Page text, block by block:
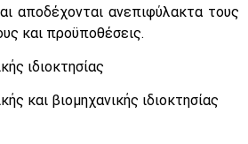
αποδέχονται ανεπιφύλακτα τους
και προϋποθέσεις.
ιδιοκτησίας
και βιομηχανικής ιδιοκτησίας